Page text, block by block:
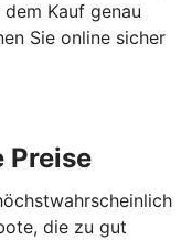
Kauf genau
Sie online sicher
Preise
die zu gut